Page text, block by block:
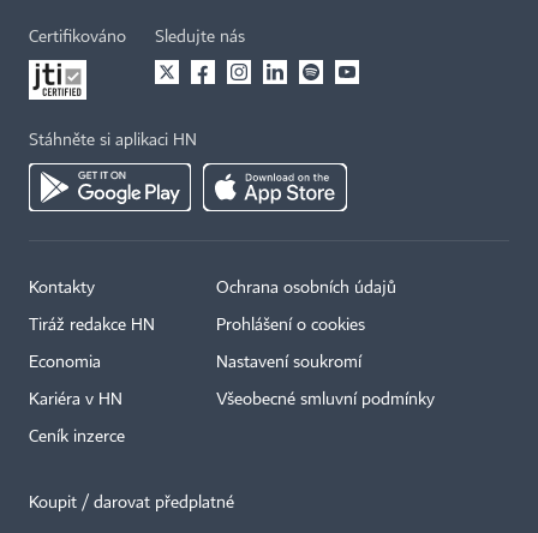
Certifikováno Sledujte nás
Stáhněte si aplikaci HN
Kontakty
Tiráž redakce HN
Economia
Kariéra v HN
Ceník inzerce
Ochrana osobních údajů
Prohlášení o cookies
Nastavení soukromí
Všeobecné smluvní podmínky
Koupit / darovat předplatné